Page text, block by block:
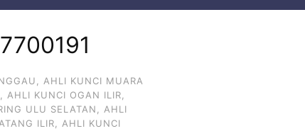
AHLI KUNCI MUARA
AHLI KUNCI OGAN ILIR
ULU SELATAN
AHLI
ILIR
AHLI KUNCI